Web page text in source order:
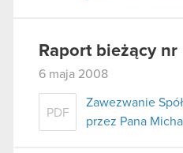
Raport bieżący
6 maja 2008
PDF
Zawezwanie
przez Pana